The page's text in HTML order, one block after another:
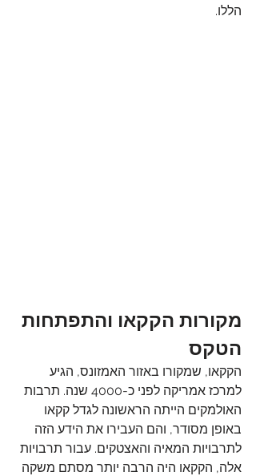
הללו.
מקורות הקקאו והתפתחות
הטקס
הקקאו, שמקורו באזור האמזונס, הגיע
למרכז אמריקה לפני כ-4000 שנה. תרבות
האולמקים הייתה הראשונה לגדל קקאו
באופן מסודר, והם העבירו את הידע הזה
לתרבויות המאיה והאצטקים. עבור תרבויות
אלה, הקקאו היה הרבה יותר מסתם משקה